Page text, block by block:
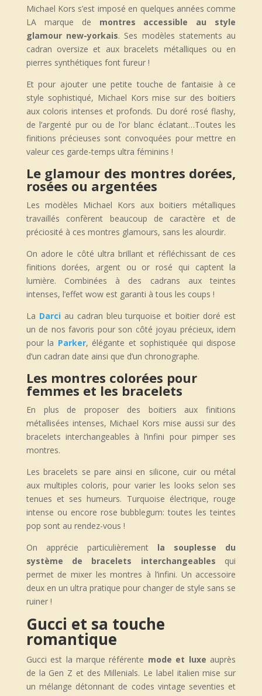
Michael Kors s’est imposé en quelques années comme
LA marque de montres accessible au style
glamour new-yorkais. Ses modèles statements au
cadran oversize et aux bracelets métalliques ou en
pierres synthétiques font fureur !
Et pour ajouter une petite touche de fantaisie à ce
style sophistiqué, Michael Kors mise sur des boitiers
aux coloris intenses et profonds. Du doré rosé flashy,
de l’argenté pur ou de l’or blanc éclatant…Toutes les
finitions précieuses sont convoquées pour mettre en
valeur ces garde-temps ultra féminins !
Le glamour des montres dorées,
rosées ou argentées
Les modèles Michael Kors aux boitiers métalliques
travaillés confèrent beaucoup de caractère et de
préciosité à ces montres glamours, sans les alourdir.
On adore le côté ultra brillant et réfléchissant de ces
finitions dorées, argent ou or rosé qui captent la
lumière. Combinées à des cadrans aux teintes
intenses, l’effet wow est garanti à tous les coups !
La Darciau cadran bleu turquoise et boitier doré est
un de nos favoris pour son côté joyau précieux, idem
pour la Parker, élégante et sophistiquée qui dispose
d’un cadran date ainsi que d’un chronographe.
Les montres colorées pour
femmes et les bracelets
En plus de proposer des boitiers aux finitions
métallisées intenses, Michael Kors mise aussi sur des
bracelets interchangeables à l’infini pour pimper ses
montres.
Les bracelets se pare ainsi en silicone, cuir ou métal
aux multiples coloris, pour varier les looks selon ses
tenues et ses humeurs. Turquoise électrique, rouge
intense ou encore rose bubblegum: toutes les teintes
pop sont au rendez-vous !
On apprécie particulièrement la souplesse du
système de bracelets interchangeables qui
permet de mixer les montres à l’infini. Un accessoire
deux en un ultra pratique pour changer de style sans se
ruiner !
Gucci et sa touche
romantique
Gucci est la marque référente mode et luxe auprès
de la Gen Z et des Millenials. Le label italien mise sur
un mélange détonnant de codes vintage seventies et